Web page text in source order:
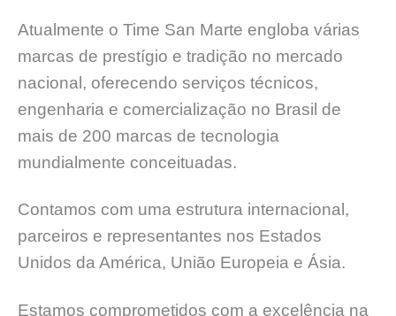
Atualmente o Time San Marte engloba várias
marcas de prestígio e tradição no mercado
nacional, oferecendo serviços técnicos,
engenharia e comercialização no Brasil de
mais de 200 marcas de tecnologia
mundialmente conceituadas.
Contamos com uma estrutura internacional,
parceiros e representantes nos Estados
Unidos da América, União Europeia e Ásia.
Estamos comprometidos com a excelência na